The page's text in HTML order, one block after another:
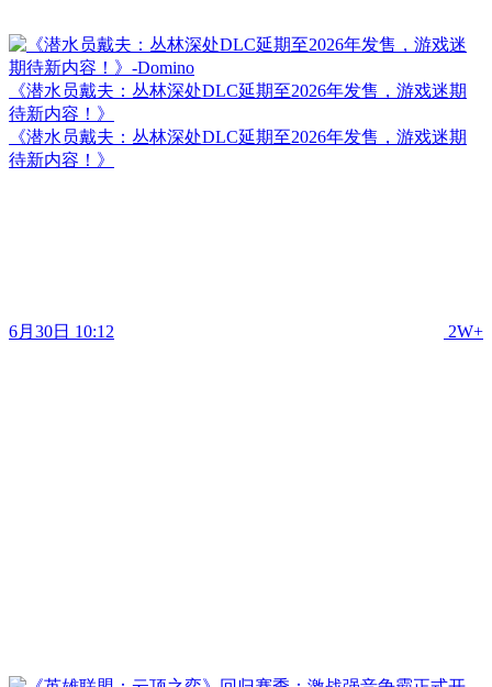
《潜水员戴夫：丛林深处DLC延期至2026年发售，游戏迷期
待新内容！》
《潜水员戴夫：丛林深处DLC延期至2026年发售，游戏迷期
待新内容！》
6月30日 10:12 2W+